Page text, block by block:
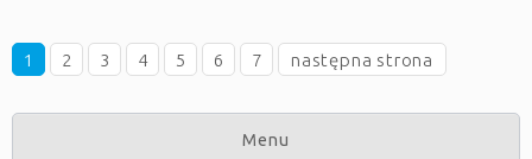
1 2 3 4 5 6 7 następna strona
Menu